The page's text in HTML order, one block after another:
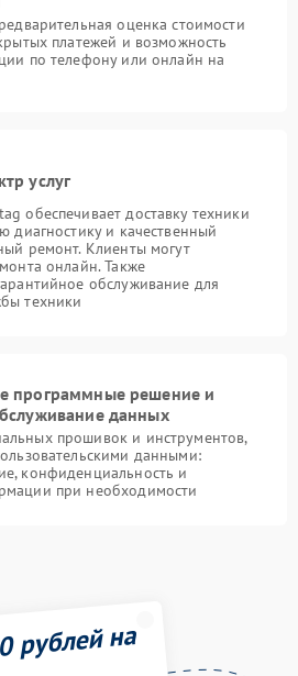
оценка стоимости
платежей и возможность
по телефону или онлайн на
услуг
обеспечивает доставку техники
диагностику и качественный
ремонт. Клиенты могут
онлайн. Также
обслуживание для
техники
программные решение и
данных
прошивок и инструментов,
данными:
конфиденциальность и
при необходимости
рублей на